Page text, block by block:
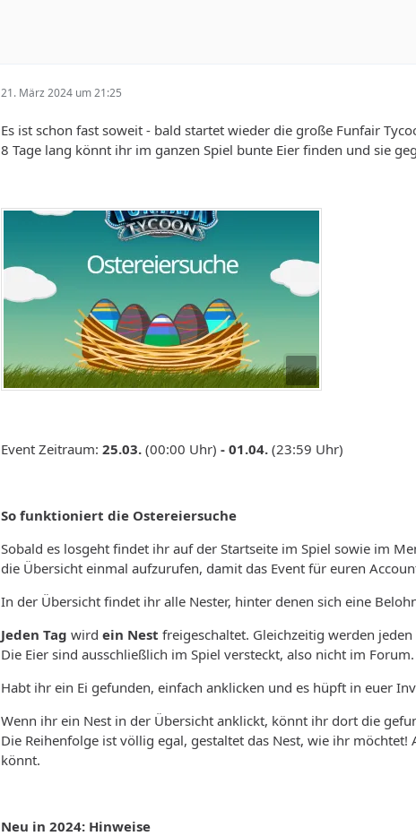
21. März 2024 um 21:25
Es ist schon fast soweit - bald startet wieder die große Funfair
8 Tage lang könnt ihr im ganzen Spiel bunte Eier finden und sie
Event Zeitraum: 25.03. (00:00 Uhr) - 01.04. (23:59 Uhr)
So funktioniert die Ostereiersuche
Sobald es losgeht findet ihr auf der Startseite im Spiel sowie im
die Übersicht einmal aufzurufen, damit das Event für euren
In der Übersicht findet ihr alle Nester, hinter denen sich eine
Jeden Tag wird ein Nest freigeschaltet. Gleichzeitig werden jeden
Die Eier sind ausschließlich im Spiel versteckt, also nicht im Forum.
Habt ihr ein Ei gefunden, einfach anklicken und es hüpft in euer
Wenn ihr ein Nest in der Übersicht anklickt, könnt ihr dort die
Die Reihenfolge ist völlig egal, gestaltet das Nest, wie ihr
könnt.
Neu in 2024: Hinweise